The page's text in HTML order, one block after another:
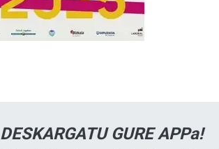
DESKARGATU GURE APPa!